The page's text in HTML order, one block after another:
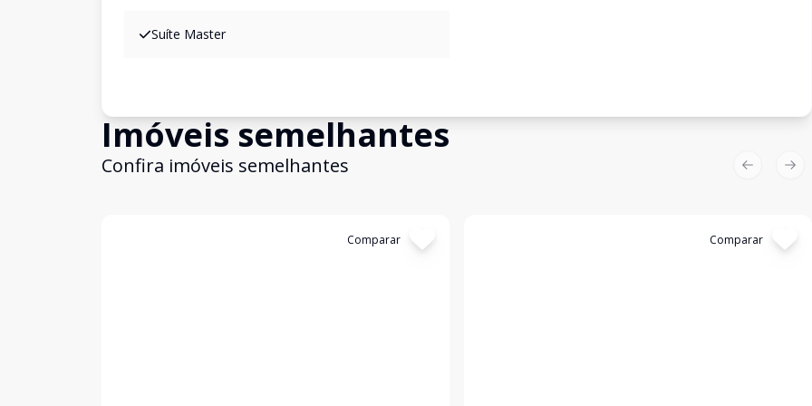
Suíte Master
Imóveis semelhantes
Confira imóveis semelhantes
Comparar Comparar
Previous